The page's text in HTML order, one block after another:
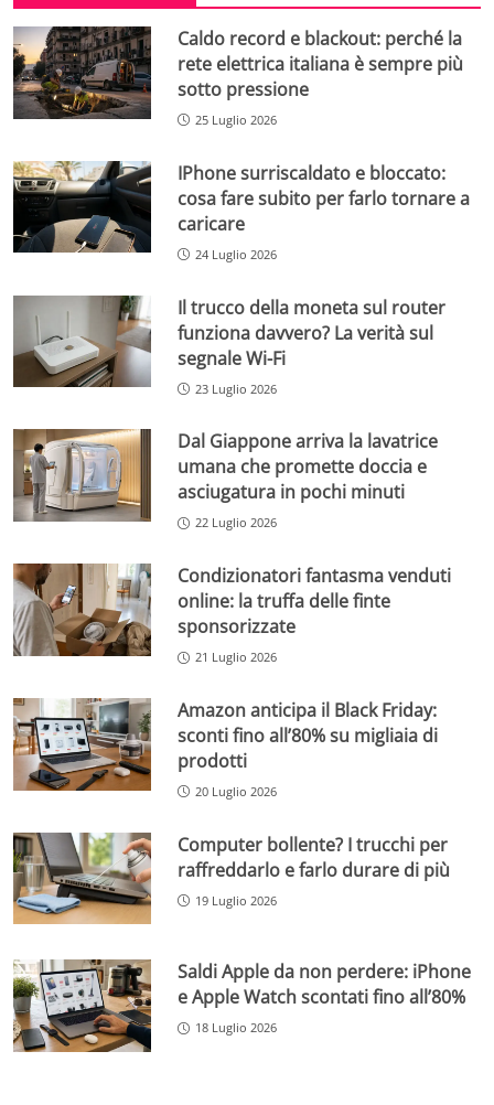
Caldo record e blackout: perché la
rete elettrica italiana è sempre più
sotto pressione
25 Luglio 2026
IPhone surriscaldato e bloccato:
cosa fare subito per farlo tornare a
caricare
24 Luglio 2026
Il trucco della moneta sul router
funziona davvero? La verità sul
segnale Wi-Fi
23 Luglio 2026
Dal Giappone arriva la lavatrice
umana che promette doccia e
asciugatura in pochi minuti
22 Luglio 2026
Condizionatori fantasma venduti
online: la truffa delle finte
sponsorizzate
21 Luglio 2026
Amazon anticipa il Black Friday:
sconti fino all’80% su migliaia di
prodotti
20 Luglio 2026
Computer bollente? I trucchi per
raffreddarlo e farlo durare di più
19 Luglio 2026
Saldi Apple da non perdere: iPhone
e Apple Watch scontati fino all’80%
18 Luglio 2026